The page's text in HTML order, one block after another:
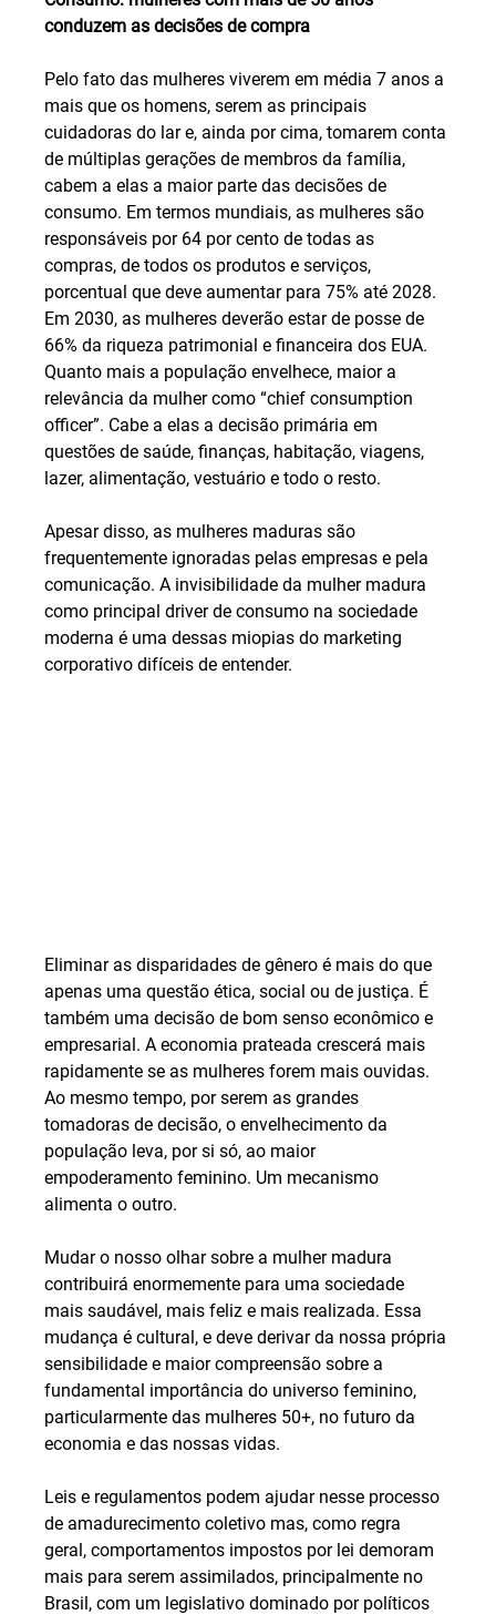
conduzem as decisões de compra
Pelo fato das mulheres viverem em média 7 anos a
mais que os homens, serem as principais
cuidadoras do lar e, ainda por cima, tomarem conta
de múltiplas gerações de membros da família,
cabem a elas a maior parte das decisões de
consumo. Em termos mundiais, as mulheres são
responsáveis por 64 por cento de todas as
compras, de todos os produtos e serviços,
porcentual que deve aumentar para 75% até 2028.
Em 2030, as mulheres deverão estar de posse de
66% da riqueza patrimonial e financeira dos EUA.
Quanto mais a população envelhece, maior a
relevância da mulher como “chief consumption
officer”. Cabe a elas a decisão primária em
questões de saúde, finanças, habitação, viagens,
lazer, alimentação, vestuário e todo o resto.
Apesar disso, as mulheres maduras são
frequentemente ignoradas pelas empresas e pela
comunicação. A invisibilidade da mulher madura
como principal driver de consumo na sociedade
moderna é uma dessas miopias do marketing
corporativo difíceis de entender.
Eliminar as disparidades de gênero é mais do que
apenas uma questão ética, social ou de justiça. É
também uma decisão de bom senso econômico e
empresarial. A economia prateada crescerá mais
rapidamente se as mulheres forem mais ouvidas.
Ao mesmo tempo, por serem as grandes
tomadoras de decisão, o envelhecimento da
população leva, por si só, ao maior
empoderamento feminino. Um mecanismo
alimenta o outro.
Mudar o nosso olhar sobre a mulher madura
contribuirá enormemente para uma sociedade
mais saudável, mais feliz e mais realizada. Essa
mudança é cultural, e deve derivar da nossa própria
sensibilidade e maior compreensão sobre a
fundamental importância do universo feminino,
particularmente das mulheres 50+, no futuro da
economia e das nossas vidas.
Leis e regulamentos podem ajudar nesse processo
de amadurecimento coletivo mas, como regra
geral, comportamentos impostos por lei demoram
mais para serem assimilados, principalmente no
Brasil, com um legislativo dominado por políticos